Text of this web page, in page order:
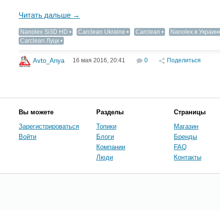
Читать дальше →
Nanolex Si3D HD Carclean Ukraine Carclean
Nanolex в
Carclean Луцк
Avto_Anya 16 мая 2016, 20:41 0 Поделиться
Вы можете
Зарегистрироваться
Войти
Разделы
Топики
Блоги
Компании
Люди
Страницы
Магазин
Бренды
FAQ
Контакты